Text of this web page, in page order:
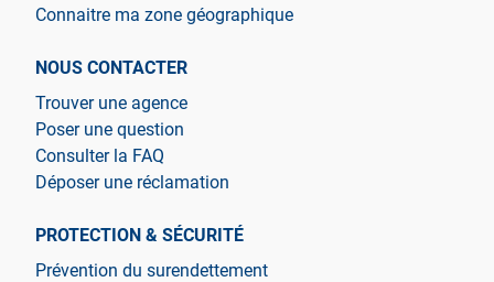
Connaitre ma zone géographique
NOUS CONTACTER
Trouver une agence
Poser une question
Consulter la FAQ
Déposer une réclamation
PROTECTION & SÉCURITÉ
Prévention du surendettement